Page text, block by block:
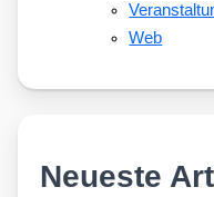
Web
Neueste